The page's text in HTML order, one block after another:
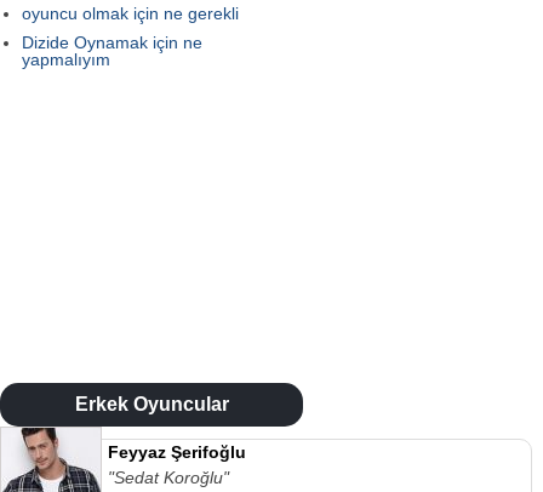
oyuncu olmak için ne gerekli
Dizide Oynamak için ne
yapmalıyım
Erkek Oyuncular
Feyyaz Şerifoğlu
"Sedat Koroğlu"